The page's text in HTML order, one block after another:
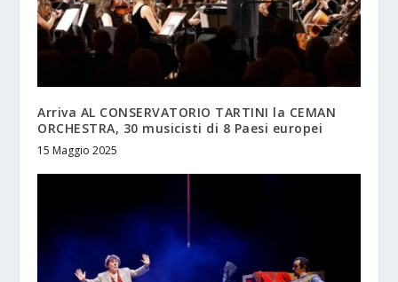
Arriva AL CONSERVATORIO TARTINI la CEMAN
ORCHESTRA, 30 musicisti di 8 Paesi europei
15 Maggio 2025